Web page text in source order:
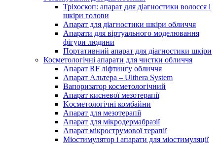
Тріхоскоп: апарат для діагностики волосся і
шкіри голови
Апарат для діагностики шкіри обличчя
Апарати для віртуального моделювання
фігури людини
Портативний апарат для діагностики шкіри
Косметологічні апарати для чистки обличчя
Апарат RF ліфтингу обличчя
Апарат Альтера – Ulthera System
Вапоризатор косметологічний
Апарат кисневої мезотерапії
Kосметологічні комбайни
Апарат для мезотерапії
Апарат для мікродермабразії
Апарат мікрострумової терапії
Міостимулятор і апарати для міостимуляції